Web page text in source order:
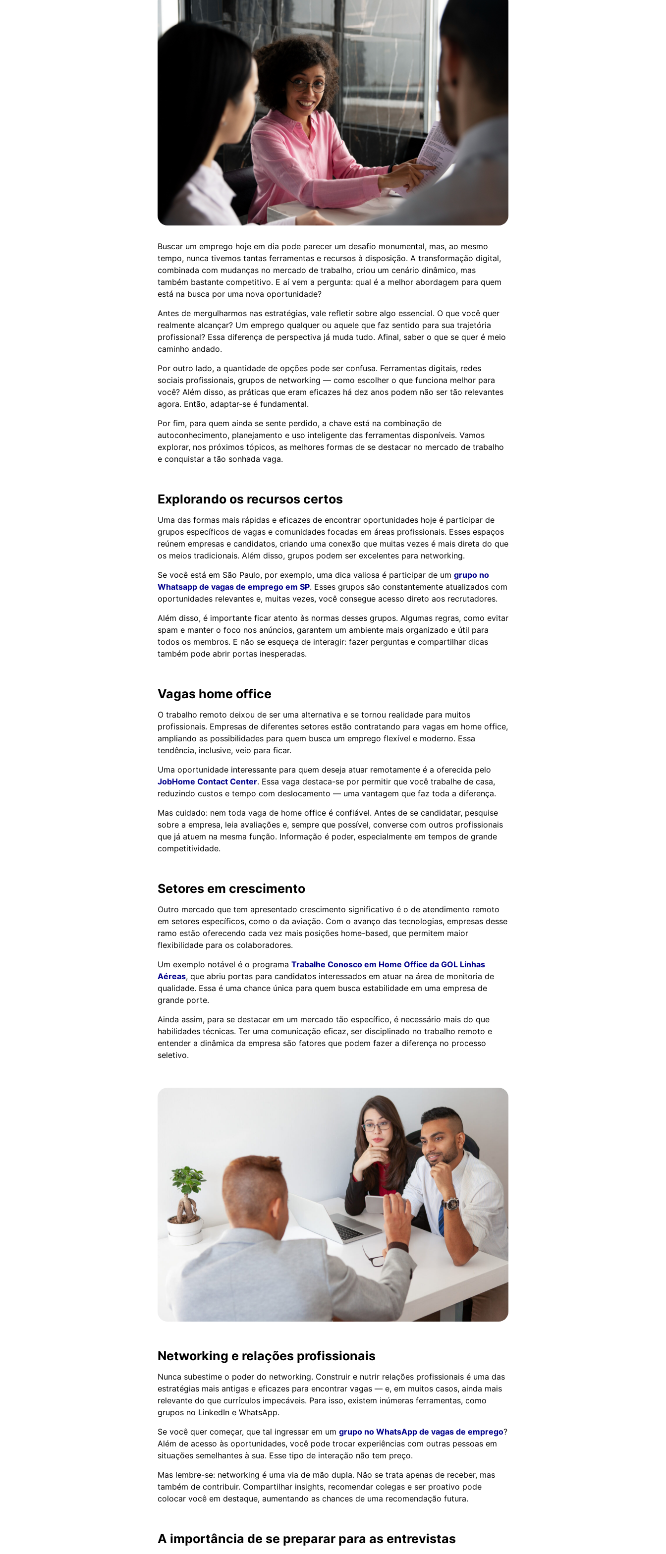
Buscar um emprego hoje em dia pode parecer um desafio monumental, mas, ao mesmo
tempo, nunca tivemos tantas ferramentas e recursos à disposição. A transformação digital,
combinada com mudanças no mercado de trabalho, criou um cenário dinâmico, mas
também bastante competitivo. E aí vem a pergunta: qual é a melhor abordagem para quem
está na busca por uma nova oportunidade?
Antes de mergulharmos nas estratégias, vale refletir sobre algo essencial. O que você quer
realmente alcançar? Um emprego qualquer ou aquele que faz sentido para sua trajetória
profissional? Essa diferença de perspectiva já muda tudo. Afinal, saber o que se quer é meio
caminho andado.
Por outro lado, a quantidade de opções pode ser confusa. Ferramentas digitais, redes
sociais profissionais, grupos de networking — como escolher o que funciona melhor para
você? Além disso, as práticas que eram eficazes há dez anos podem não ser tão relevantes
agora. Então, adaptar-se é fundamental.
Por fim, para quem ainda se sente perdido, a chave está na combinação de
autoconhecimento, planejamento e uso inteligente das ferramentas disponíveis. Vamos
explorar, nos próximos tópicos, as melhores formas de se destacar no mercado de trabalho
e conquistar a tão sonhada vaga.
Explorando os recursos certos
Uma das formas mais rápidas e eficazes de encontrar oportunidades hoje é participar de
grupos específicos de vagas e comunidades focadas em áreas profissionais. Esses espaços
reúnem empresas e candidatos, criando uma conexão que muitas vezes é mais direta do que
os meios tradicionais. Além disso, grupos podem ser excelentes para networking.
Se você está em São Paulo, por exemplo, uma dica valiosa é participar de um grupo no
Whatsapp de vagas de emprego em SP. Esses grupos são constantemente atualizados com
oportunidades relevantes e, muitas vezes, você consegue acesso direto aos recrutadores.
Além disso, é importante ficar atento às normas desses grupos. Algumas regras, como evitar
spam e manter o foco nos anúncios, garantem um ambiente mais organizado e útil para
todos os membros. E não se esqueça de interagir: fazer perguntas e compartilhar dicas
também pode abrir portas inesperadas.
Vagas home office
O trabalho remoto deixou de ser uma alternativa e se tornou realidade para muitos
profissionais. Empresas de diferentes setores estão contratando para vagas em home office,
ampliando as possibilidades para quem busca um emprego flexível e moderno. Essa
tendência, inclusive, veio para ficar.
Uma oportunidade interessante para quem deseja atuar remotamente é a oferecida pelo
JobHome Contact Center. Essa vaga destaca-se por permitir que você trabalhe de casa,
reduzindo custos e tempo com deslocamento — uma vantagem que faz toda a diferença.
Mas cuidado: nem toda vaga de home office é confiável. Antes de se candidatar, pesquise
sobre a empresa, leia avaliações e, sempre que possível, converse com outros profissionais
que já atuem na mesma função. Informação é poder, especialmente em tempos de grande
competitividade.
Setores em crescimento
Outro mercado que tem apresentado crescimento significativo é o de atendimento remoto
em setores específicos, como o da aviação. Com o avanço das tecnologias, empresas desse
ramo estão oferecendo cada vez mais posições home-based, que permitem maior
flexibilidade para os colaboradores.
Um exemplo notável é o programa Trabalhe Conosco em Home Office da GOL Linhas
Aéreas, que abriu portas para candidatos interessados em atuar na área de monitoria de
qualidade. Essa é uma chance única para quem busca estabilidade em uma empresa de
grande porte.
Ainda assim, para se destacar em um mercado tão específico, é necessário mais do que
habilidades técnicas. Ter uma comunicação eficaz, ser disciplinado no trabalho remoto e
entender a dinâmica da empresa são fatores que podem fazer a diferença no processo
seletivo.
Networking e relações profissionais
Nunca subestime o poder do networking. Construir e nutrir relações profissionais é uma das
estratégias mais antigas e eficazes para encontrar vagas — e, em muitos casos, ainda mais
relevante do que currículos impecáveis. Para isso, existem inúmeras ferramentas, como
grupos no LinkedIn e WhatsApp.
Se você quer começar, que tal ingressar em um grupo no WhatsApp de vagas de emprego?
Além de acesso às oportunidades, você pode trocar experiências com outras pessoas em
situações semelhantes à sua. Esse tipo de interação não tem preço.
Mas lembre-se: networking é uma via de mão dupla. Não se trata apenas de receber, mas
também de contribuir. Compartilhar insights, recomendar colegas e ser proativo pode
colocar você em destaque, aumentando as chances de uma recomendação futura.
A importância de se preparar para as entrevistas